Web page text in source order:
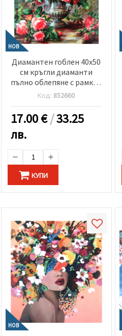
НОВ
Диамантен гоблен 40x50
см кръгли диаманти
пълно облепяне с рамка -
Цветен натюрморт
Код: 852660
17.00€/33.25
лв.
КУПИ
НОВ